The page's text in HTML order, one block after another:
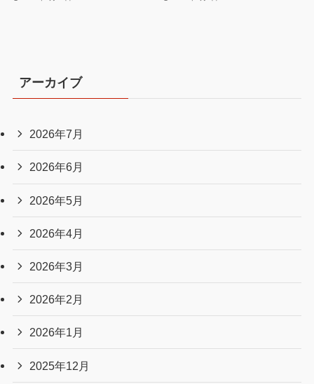
アーカイブ
2026年7月
2026年6月
2026年5月
2026年4月
2026年3月
2026年2月
2026年1月
2025年12月